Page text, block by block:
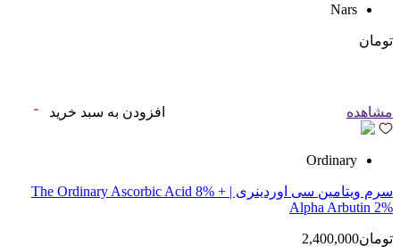
Nars
تومان
مشاهده افزودن به سبد خرید
Ordinary
سرم ویتامین سی اوردینری | The Ordinary Ascorbic Acid 8% +
Alpha Arbutin 2%
تومان2,400,000